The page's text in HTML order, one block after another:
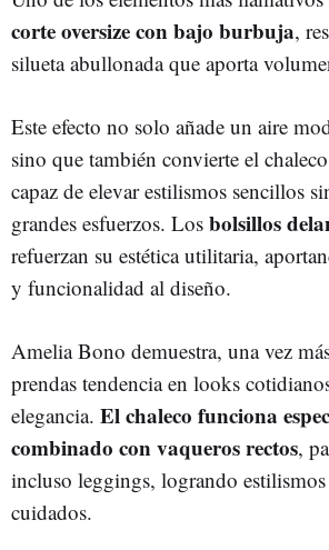
corte oversize con bajo burbuja,
silueta abullonada que aporta
Este efecto no solo añade un aire
sino que también convierte el
capaz de elevar estilismos sencillos
grandes esfuerzos. Los bolsillos
refuerzan su estética utilitaria,
y funcionalidad al diseño.
Amelia Bono demuestra, una vez
prendas tendencia en looks
elegancia. El chaleco funciona
combinado con vaqueros rectos,
incluso leggings, logrando
cuidados.